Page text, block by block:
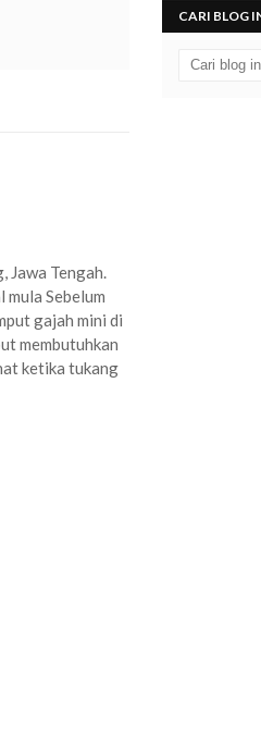
Jawa Tengah.
Sebelum
gajah mini di
membutuhkan
ketika tukang
CARI BLOG